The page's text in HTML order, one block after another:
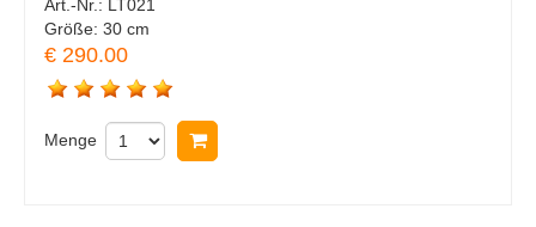
Art.-Nr.:
LT021
Größe: 30 cm
€ 290.00
Menge